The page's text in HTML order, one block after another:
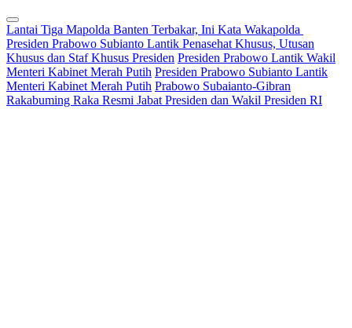
Lantai Tiga Mapolda Banten Terbakar, Ini Kata Wakapolda
Presiden Prabowo Subianto Lantik Penasehat Khusus, Utusan
Khusus dan Staf Khusus Presiden Presiden Prabowo Lantik Wakil
Menteri Kabinet Merah Putih Presiden Prabowo Subianto Lantik
Menteri Kabinet Merah Putih Prabowo Subaianto-Gibran
Rakabuming Raka Resmi Jabat Presiden dan Wakil Presiden RI